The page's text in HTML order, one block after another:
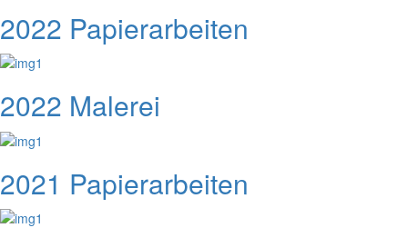
2022 Papierarbeiten
2022 Malerei
2021 Papierarbeiten